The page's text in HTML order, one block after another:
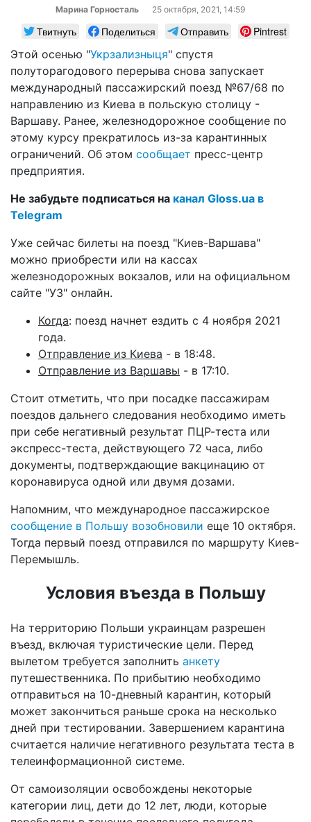
Марина Горносталь 25 октября, 2021, 14:59
Твитнуть Поделиться Отправить
Pintrest
Этой осенью "Укрзализныця" спустя
полуторагодового перерыва снова запускает
международный пассажирский поезд №67/68 по
направлению из Киева в польскую столицу -
Варшаву. Ранее, железнодорожное сообщение по
этому курсу прекратилось из-за карантинных
ограничений. Об этом сообщает пресс-центр
предприятия.
Не забудьте подписаться на канал Gloss.ua в
Telegram
Уже сейчас билеты на поезд "Киев-Варшава"
можно приобрести или на кассах
железнодорожных вокзалов, или на официальном
сайте "УЗ" онлайн.
Когда: поезд начнет ездить с 4 ноября 2021
года.
Отправление из Киева - в 18:48.
Отправление из Варшавы - в 17:10.
Стоит отметить, что при посадке пассажирам
поездов дальнего следования необходимо иметь
при себе негативный результат ПЦР-теста или
экспресс-теста, действующего 72 часа, либо
документы, подтверждающие вакцинацию от
коронавируса одной или двумя дозами.
Напомним, что международное пассажирское
сообщение в Польшу возобновили еще 10 октября.
Тогда первый поезд отправился по маршруту Киев-
Перемышль.
Условия въезда в Польшу
На территорию Польши украинцам разрешен
въезд, включая туристические цели. Перед
вылетом требуется заполнить анкету
путешественника. По прибытию необходимо
отправиться на 10-дневный карантин, который
может закончиться раньше срока на несколько
дней при тестировании. Завершением карантина
считается наличие негативного результата теста в
телеинформационной системе.
От самоизоляции освобождены некоторые
категории лиц, дети до 12 лет, люди, которые